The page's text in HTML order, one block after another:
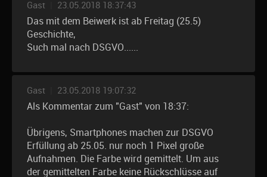
Gast 23.05.2018 18:37:43
Das mit dem Beiwerk ist ab Freitag (25.5)
Geschichte,
Such mal nach DSGVO......
Gast 23.05.2018 19:07:32
Als Kommentar zum "Gast" von 18:37:
Übrigens, Smartphones machen zur DSGVO
Erfüllung ab 25.05. nur noch 1 Pixel große
Aufnahmen. Die Farbe wird gemittelt. Um aus
der gemittelten Farbe keine Rückschlüsse auf